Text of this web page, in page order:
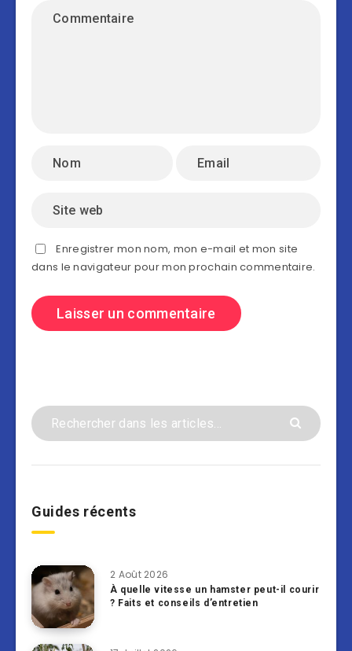
Enregistrer mon nom, mon e-mail et mon site
dans le navigateur pour mon prochain commentaire.
Guides récents
2 Août 2026
À quelle vitesse un hamster peut-il courir
? Faits et conseils d’entretien